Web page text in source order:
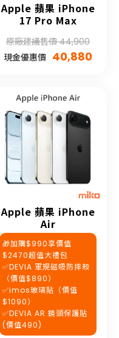
Apple 蘋果 iPhone
17 Pro Max
原廠建議售價 44,900
現金優惠價 40,880
Apple 蘋果 iPhone
Air
🎁加購$990享價值
$2470超值大禮包
✅DEVIA 軍規磁吸防摔殼
（價值$890）
✅imos玻璃貼（價值
$1090）
✅DEVIA AR 鏡頭保護貼
(價值490)